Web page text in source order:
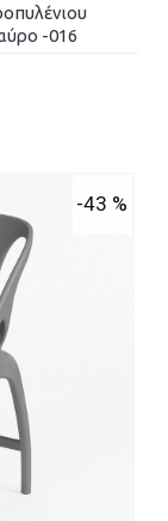
-016
-43 %